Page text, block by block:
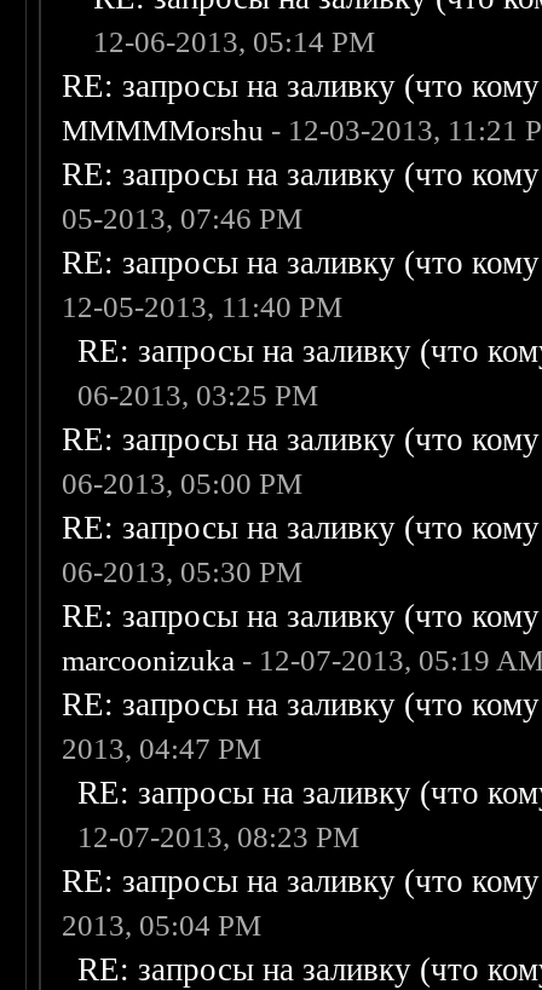
12-06-2013, 05:14 PM
RE: запросы на заливку (что
MMMMMorshu - 12-03-2013, 11:21
RE: запросы на заливку (что
05-2013, 07:46 PM
RE: запросы на заливку (что
12-05-2013, 11:40 PM
RE: запросы на заливку (что
06-2013, 03:25 PM
RE: запросы на заливку (что
06-2013, 05:00 PM
RE: запросы на заливку (что
06-2013, 05:30 PM
RE: запросы на заливку (что
marcoonizuka - 12-07-2013, 05:19
RE: запросы на заливку (что
2013, 04:47 PM
RE: запросы на заливку (что
12-07-2013, 08:23 PM
RE: запросы на заливку (что
2013, 05:04 PM
RE: запросы на заливку (что